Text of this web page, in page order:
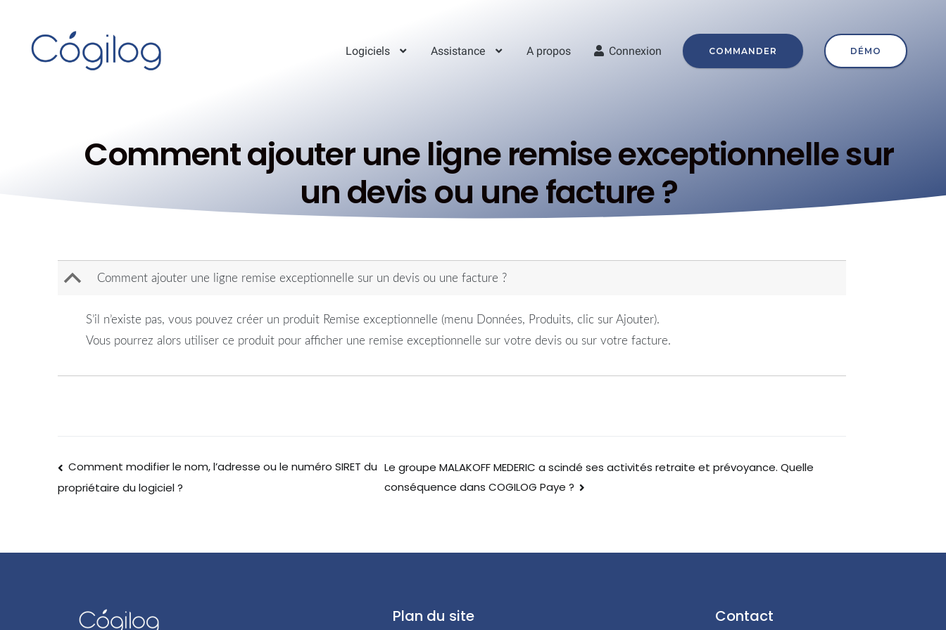
Logiciels Assistance A propos Connexion COMMANDER DÉMO
Comment ajouter une ligne remise exceptionnelle sur
un devis ou une facture ?
B Comment ajouter une ligne remise exceptionnelle sur un devis ou une facture ?
S’il n’existe pas, vous pouvez créer un produit Remise exceptionnelle (menu Données, Produits, clic sur Ajouter).
Vous pourrez alors utiliser ce produit pour afficher une remise exceptionnelle sur votre devis ou sur votre facture.
Comment modifier le nom, l’adresse ou le numéro SIRET du
propriétaire du logiciel ?
Le groupe MALAKOFF MEDERIC a scindé ses activités retraite et prévoyance. Quelle
conséquence dans COGILOG Paye ?
Plan du site Contact